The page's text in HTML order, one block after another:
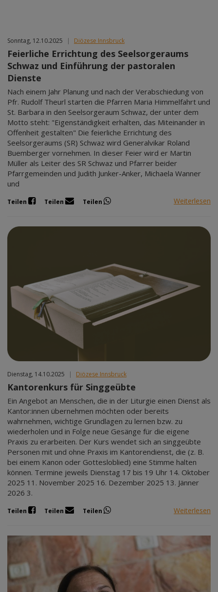
Sonntag, 12.10.2025 | Diözese Innsbruck
Feierliche Errichtung des Seelsorgeraums
Schwaz und Einführung der pastoralen
Dienste
Nach einem Jahr Planung und nach der Verabschiedung von
Pfr. Rudolf Theurl starten die Pfarren Maria Himmelfahrt und
St. Barbara in den Seelsorgeraum Schwaz, der unter dem
Motto steht: "Eigenständigkeit erhalten, das Miteinander in
Offenheit gestalten" Die feierliche Errichtung des
Seelsorgeraums (SR) Schwaz wird Generalvikar Roland
Buemberger vornehmen. In dieser Feier wird er Martin
Müller als Leiter des SR Schwaz und Pfarrer beider
Pfarrgemeinden und Judith Junker-Anker, Michaela Wanner
und
Teilen Teilen Teilen Weiterlesen
Dienstag, 14.10.2025 | Diözese Innsbruck
Kantorenkurs für Singgeübte
Ein Angebot an Menschen, die in der Liturgie einen Dienst als
Kantor:innen übernehmen möchten oder bereits
wahrnehmen, wichtige Grundlagen zu lernen bzw. zu
wiederholen und in Folge neue Gesänge für die eigene
Praxis zu erarbeiten. Der Kurs wendet sich an singgeübte
Personen mit und ohne Praxis im Kantorendienst, die (z. B.
bei einem Kanon oder Gottesloblied) eine Stimme halten
können. Termine jeweils Dienstag 17 bis 19 Uhr 14. Oktober
2025 11. November 2025 16. Dezember 2025 13. Jänner
2026 3.
Teilen Teilen Teilen Weiterlesen